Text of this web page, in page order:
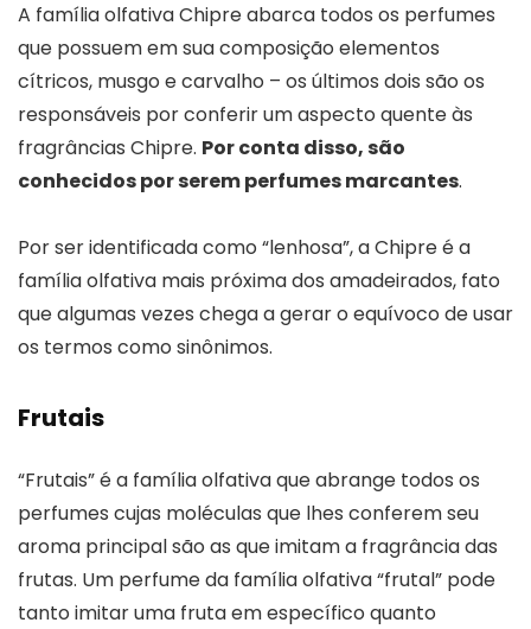
A família olfativa Chipre abarca todos os perfumes
que possuem em sua composição elementos
cítricos, musgo e carvalho – os últimos dois são os
responsáveis por conferir um aspecto quente às
fragrâncias Chipre. Por conta disso, são
conhecidos por serem perfumes marcantes.
Por ser identificada como “lenhosa”, a Chipre é a
família olfativa mais próxima dos amadeirados, fato
que algumas vezes chega a gerar o equívoco de usar
os termos como sinônimos.
Frutais
“Frutais” é a família olfativa que abrange todos os
perfumes cujas moléculas que lhes conferem seu
aroma principal são as que imitam a fragrância das
frutas. Um perfume da família olfativa “frutal” pode
tanto imitar uma fruta em específico quanto